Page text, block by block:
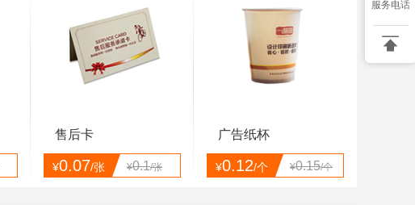
售后卡
¥0.07/张 ¥0.1/张
广告纸杯
¥0.12/个 ¥0.15/个
服务电话
